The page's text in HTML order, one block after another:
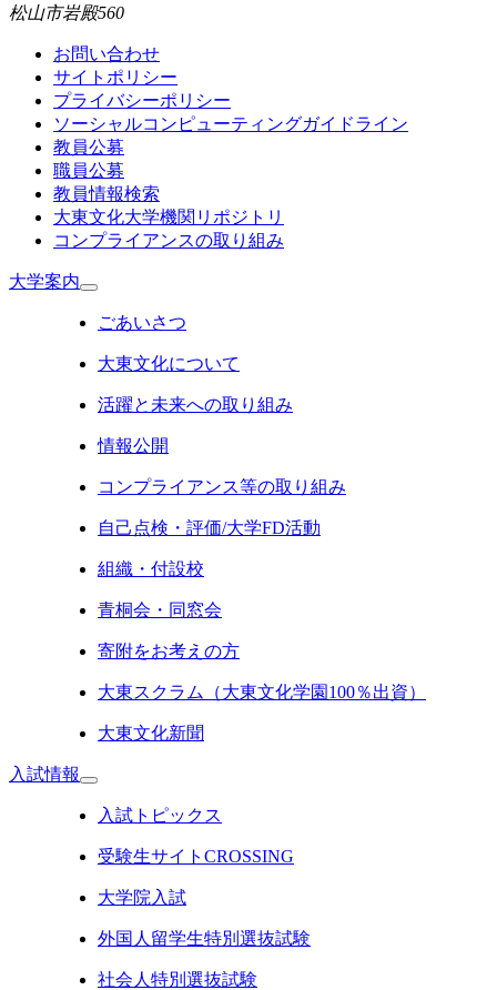
松山市岩殿560
お問い合わせ
サイトポリシー
プライバシーポリシー
ソーシャルコンピューティングガイドライン
教員公募
職員公募
教員情報検索
大東文化大学機関リポジトリ
コンプライアンスの取り組み
大学案内
ごあいさつ
大東文化について
活躍と未来への取り組み
情報公開
コンプライアンス等の取り組み
自己点検・評価/大学FD活動
組織・付設校
青桐会・同窓会
寄附をお考えの方
大東スクラム（大東文化学園100％出資）
大東文化新聞
入試情報
入試トピックス
受験生サイトCROSSING
大学院入試
外国人留学生特別選抜試験
社会人特別選抜試験